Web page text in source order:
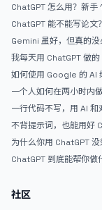
ChatGPT 怎么用？新手
ChatGPT 能不能写论文
Gemini 虽好，但真的没
弃 ChatGPT
我每天用 ChatGPT 做
如何使用 Google 的 AI
AntiGravity：独立开发
武器
一个人如何在两小时内
APP？｜AntiGravity +
战完整记录
一行代码不写，用 AI 和
个完整网站：《图书天
不背提示词，也能用好
一个万能提问模板
为什么你用 ChatGPT 没效果
的人第一步就问错了
ChatGPT 到底能帮你做
社区